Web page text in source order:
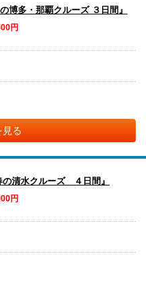
博多・那覇クルーズ ３日間』
円
見る
の清水クルーズ ４日間』
円